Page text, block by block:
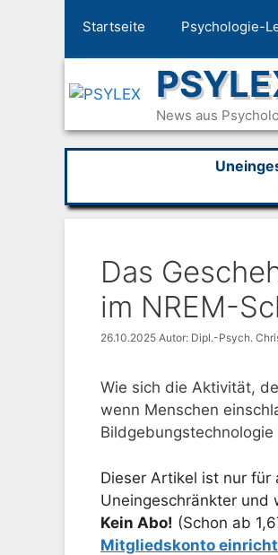
Startseite Psychologie-
News aus
Das
im NREM-
26.10.2025 Autor: Dipl.-Psych.
Wie sich die Aktivität,
wenn Menschen
Dieser Artikel ist nur
Uneingeschränkter und
Kein Abo! (Schon ab
Mitgliedskonto